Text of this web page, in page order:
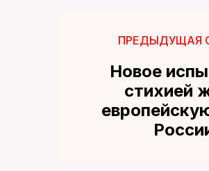
ПРЕДЫДУЩАЯ
Новое
стихией